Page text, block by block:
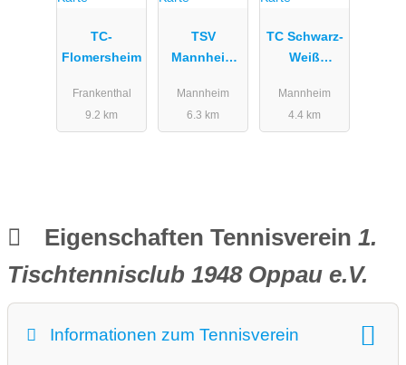
TC-
Flomersheim
Frankenthal
9.2 km
TSV
Mannheim
e.V. Tennis
Mannheim
6.3 km
TC Schwarz-
Weiß
e.V.
Mannheim
4.4 km
Eigenschaften Tennisverein 1.
Tischtennisclub 1948 Oppau e.V.
Informationen zum Tennisverein